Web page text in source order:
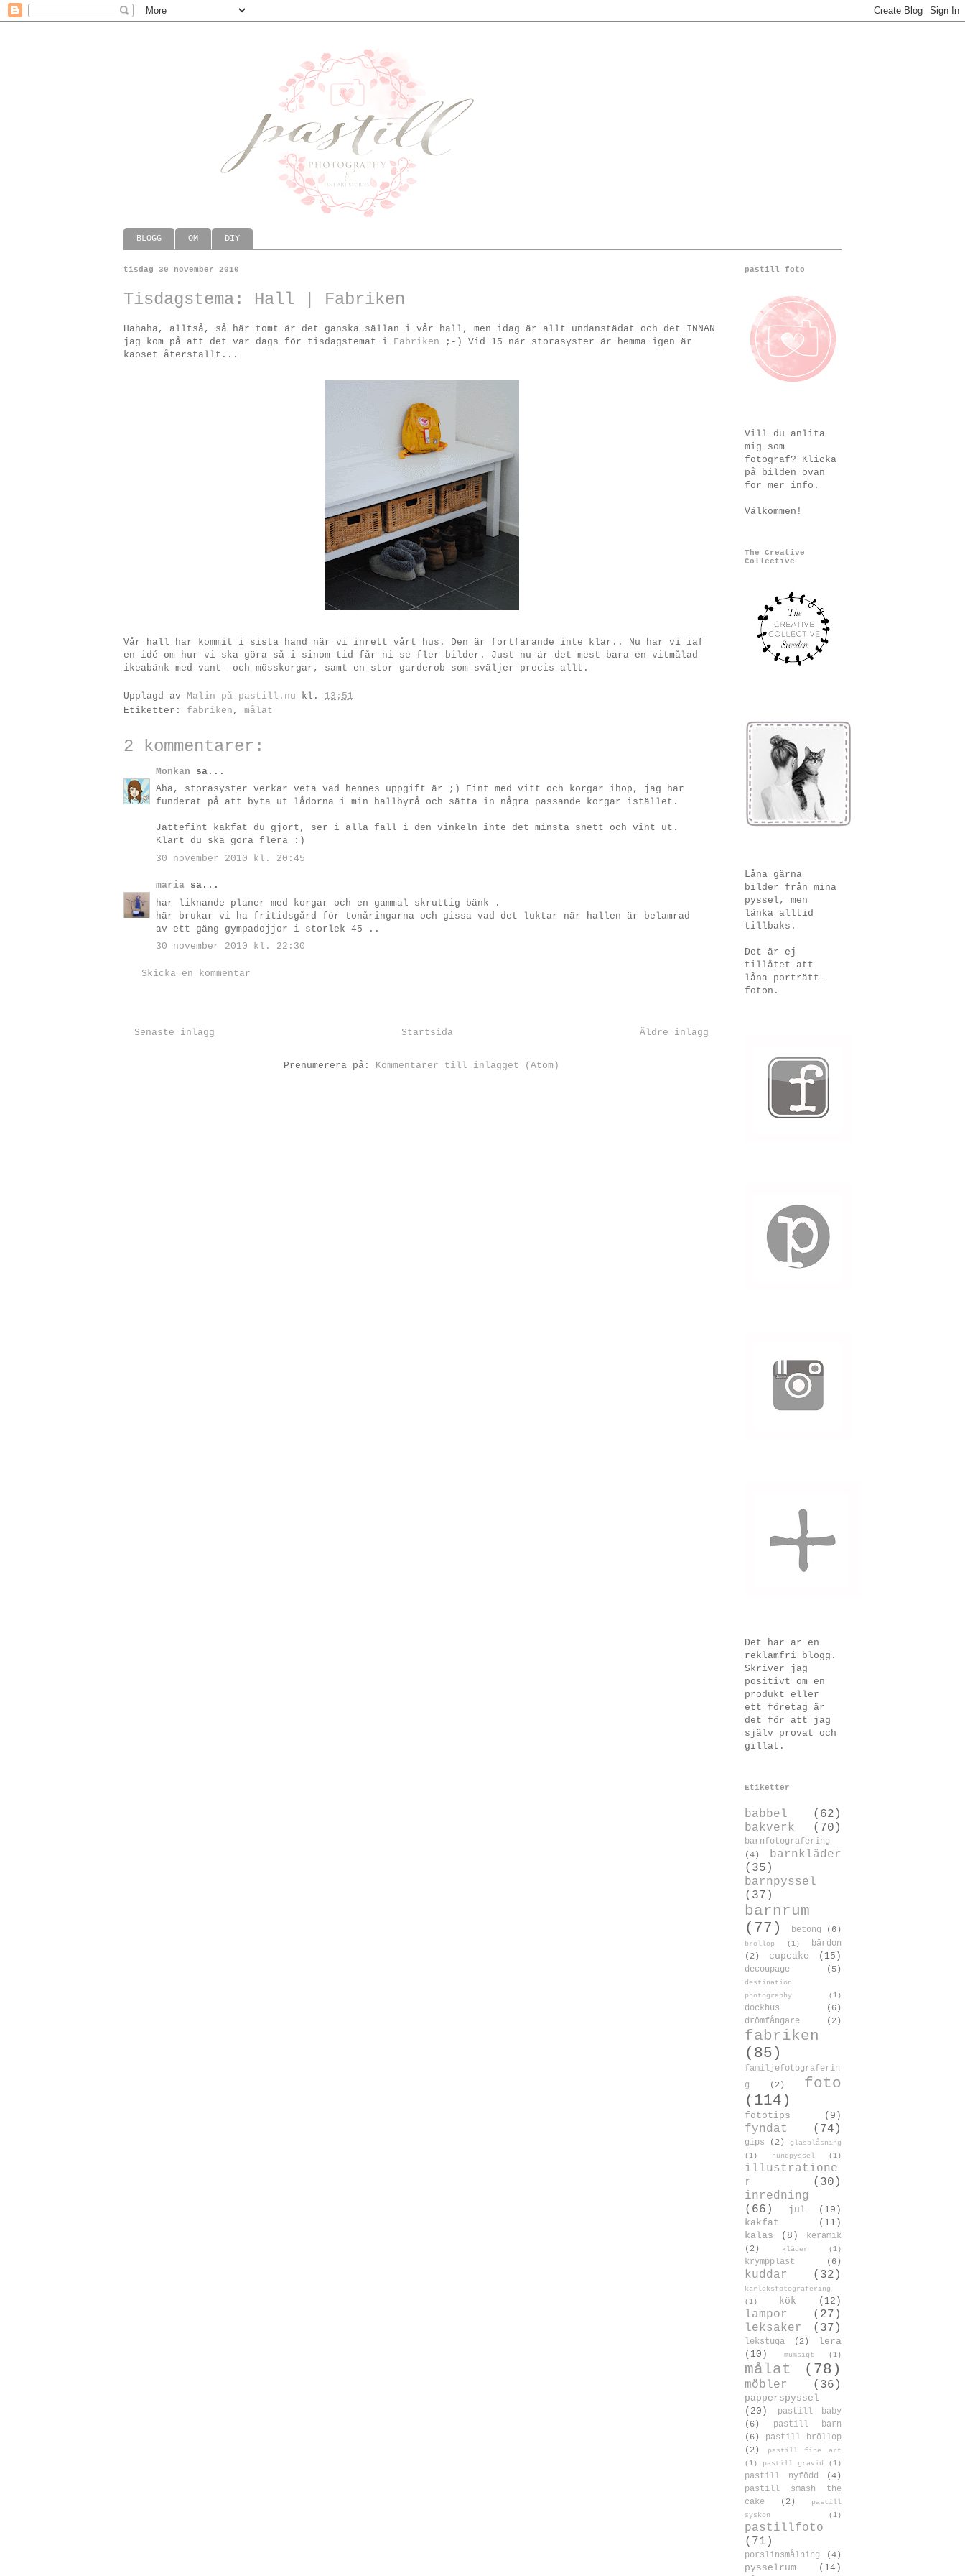
BLOGG OM DIY
tisdag 30 november 2010
Tisdagstema: Hall | Fabriken
Hahaha, alltså, så här tomt är det ganska sällan i vår hall, men idag är allt undanstädat och det INNAN
jag kom på att det var dags för tisdagstemat i Fabriken ;-) Vid 15 när storasyster är hemma igen är
kaoset återställt...
Vår hall har kommit i sista hand när vi inrett vårt hus. Den är fortfarande inte klar.. Nu har vi iaf
en idé om hur vi ska göra så i sinom tid får ni se fler bilder. Just nu är det mest bara en vitmålad
ikeabänk med vant- och mösskorgar, samt en stor garderob som sväljer precis allt.
Upplagd av Malin på pastill.nu kl. 13:51
Etiketter: fabriken , målat
2 kommentarer:
Monkan sa...
Aha, storasyster verkar veta vad hennes uppgift är ;) Fint med vitt och korgar ihop, jag har
funderat på att byta ut lådorna i min hallbyrå och sätta in några passande korgar istället.
Jättefint kakfat du gjort, ser i alla fall i den vinkeln inte det minsta snett och vint ut.
Klart du ska göra flera :)
30 november 2010 kl. 20:45
maria sa...
har liknande planer med korgar och en gammal skruttig bänk .
här brukar vi ha fritidsgård för tonåringarna och gissa vad det luktar när hallen är belamrad
av ett gäng gympadojjor i storlek 45 ..
30 november 2010 kl. 22:30
Skicka en kommentar
Senaste inlägg Äldre inlägg
Startsida
Prenumerera på: Kommentarer till inlägget (Atom)
pastill foto
Vill du anlita
mig som
fotograf? Klicka
på bilden ovan
för mer info.
Välkommen!
The Creative
Collective
Låna gärna
bilder från mina
pyssel, men
länka alltid
tillbaks.
Det är ej
tillåtet att
låna porträtt-
foton.
Det här är en
reklamfri blogg.
Skriver jag
positivt om en
produkt eller
ett företag är
det för att jag
själv provat och
gillat.
Etiketter
babbel
(62)
bakverk
(70)
barnfotografering
(4)
barnkläder
(35)
barnpyssel
(37)
barnrum
(77)
betong (6)
bröllop (1)
bärdon
(2)
cupcake (15)
decoupage (5)
destination
photography
(1)
dockhus
(6)
drömfångare
(2)
fabriken
(85)
familjefotograferin
g
(2)
foto
(114)
fototips (9)
fyndat (74)
gips (2)
glasblåsning
(1)
hundpyssel (1)
illustratione
r
(30)
inredning
(66)
jul
(19)
kakfat
(11)
kalas
(8)
keramik
(2)
kläder (1)
krympplast (6)
kuddar (32)
kärleksfotografering
(1)
kök (12)
lampor
(27)
leksaker
(37)
lekstuga (2)
lera
(10)
mumsigt (1)
målat (78)
möbler (36)
papperspyssel
(20)
pastill baby
(6)
pastill barn
(6)
pastill bröllop
(2)
pastill fine art
(1)
pastill gravid (1)
pastill nyfödd
(4)
pastill smash the
cake
(2)
pastill
syskon
(1)
pastillfoto
(71)
porslinsmålning (4)
pysselrum
(14)